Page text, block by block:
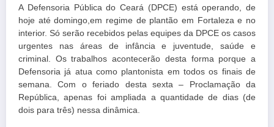
A Defensoria Pública do Ceará (DPCE) está operando, de
hoje até domingo,em regime de plantão em Fortaleza e no
interior. Só serão recebidos pelas equipes da DPCE os casos
urgentes nas áreas de infância e juventude, saúde e
criminal. Os trabalhos acontecerão desta forma porque a
Defensoria já atua como plantonista em todos os finais de
semana. Com o feriado desta sexta – Proclamação da
República, apenas foi ampliada a quantidade de dias (de
dois para três) nessa dinâmica.